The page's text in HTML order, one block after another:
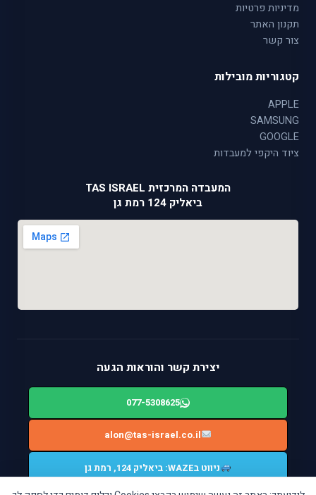
מדיניות פרטיות
תקנון האתר
צור קשר
קטגוריות מובילות
APPLE
SAMSUNG
GOOGLE
ציוד היקפי למעבדות
המעבדה המרכזית TAS ISRAEL
ביאליק 124 רמת גן
יצירת קשר והוראות הגעה
077-5308625
alon@tas-israel.co.il
ניווט בWAZE: ביאליק 124, רמת גן